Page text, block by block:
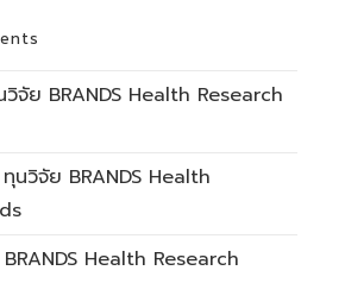
วิจัย BRANDS Health Research
ทุนวิจัย BRANDS Health
Health Research